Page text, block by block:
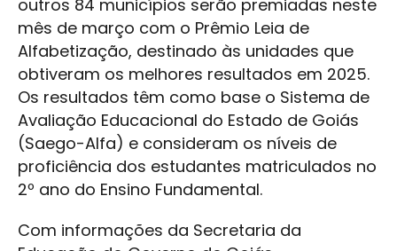
outros 84 municípios serão premiadas neste
mês de março com o Prêmio Leia de
Alfabetização, destinado às unidades que
obtiveram os melhores resultados em 2025.
Os resultados têm como base o Sistema de
Avaliação Educacional do Estado de Goiás
(Saego-Alfa) e consideram os níveis de
proficiência dos estudantes matriculados no
2º ano do Ensino Fundamental.
Com informações da Secretaria da